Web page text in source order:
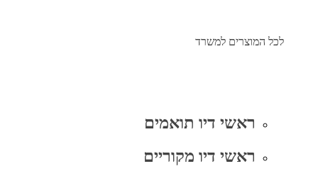
לכל המוצרים למשרד
ראשי דיו תואמים
ראשי דיו מקוריים